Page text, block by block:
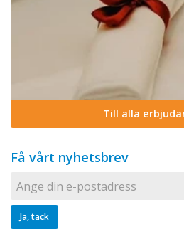
Till alla
Få vårt nyhetsbrev